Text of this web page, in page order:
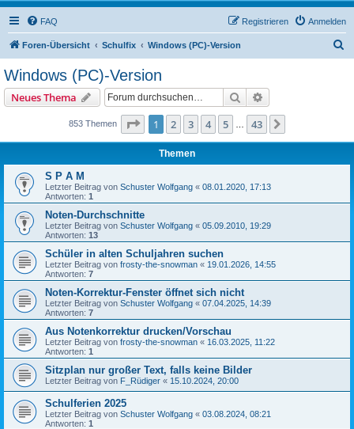
FAQ Anmelden
Registrieren
Foren-Übersicht Schulfix Windows (PC)-Version
Windows (PC)-Version
Neues Thema Suche
853 Themen Seite 1von 43
1 2 3 4 5 43
Themen
S P A M
Letzter Beitrag von Schuster Wolfgang « 08.01.2020, 17:13
Antworten: 1
Noten-Durchschnitte
Letzter Beitrag von Schuster Wolfgang « 05.09.2010, 19:29
Antworten: 13
Schüler in alten Schuljahren suchen
Letzter Beitrag von frosty-the-snowman « 19.01.2026, 14:55
Antworten: 7
Noten-Korrektur-Fenster öffnet sich nicht
Letzter Beitrag von Schuster Wolfgang « 07.04.2025, 14:39
Antworten: 7
Aus Notenkorrektur drucken/Vorschau
Letzter Beitrag von frosty-the-snowman « 16.03.2025, 11:22
Antworten: 1
Sitzplan nur großer Text, falls keine Bilder
Letzter Beitrag von F_Rüdiger « 15.10.2024, 20:00
Schulferien 2025
Letzter Beitrag von Schuster Wolfgang « 03.08.2024, 08:21
Antworten: 1